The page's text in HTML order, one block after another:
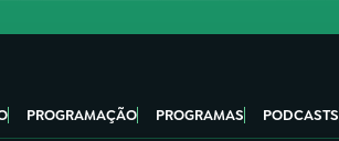
PROGRAMAÇÃO PROGRAMAS PODCASTS